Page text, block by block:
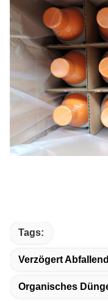
Tags:
Verzögert
Organisches